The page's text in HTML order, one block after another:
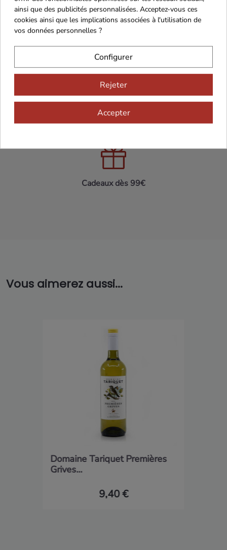
Maison Familiale Paiement Sécurisé
Franco de port 79€ Livraison 24h/48h
Cadeaux dès 99€
Vous aimerez aussi...
Domaine Tariquet Premières
Grives...
9,40 €
ainsi que des publicités personnalisées. Acceptez-vous ces
cookies ainsi que les implications associées à l'utilisation de
vos données personnelles ?
Configurer
Rejeter
Accepter